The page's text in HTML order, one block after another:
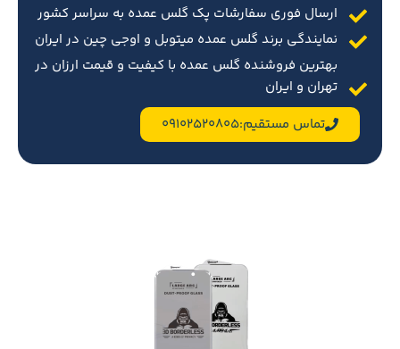
ارسال فوری سفارشات پک گلس عمده به سراسر کشور
نمایندگی برند گلس عمده میتوبل و اوجی چین در ایران
بهترین فروشنده گلس عمده با کیفیت و قیمت ارزان در
تهران و ایران
تماس مستقیم:09102520805